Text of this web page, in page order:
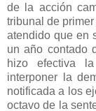
de la acción
tribunal de
atendido que en
un año contado
hizo efectiva
interponer la
notificada a los
octavo de la